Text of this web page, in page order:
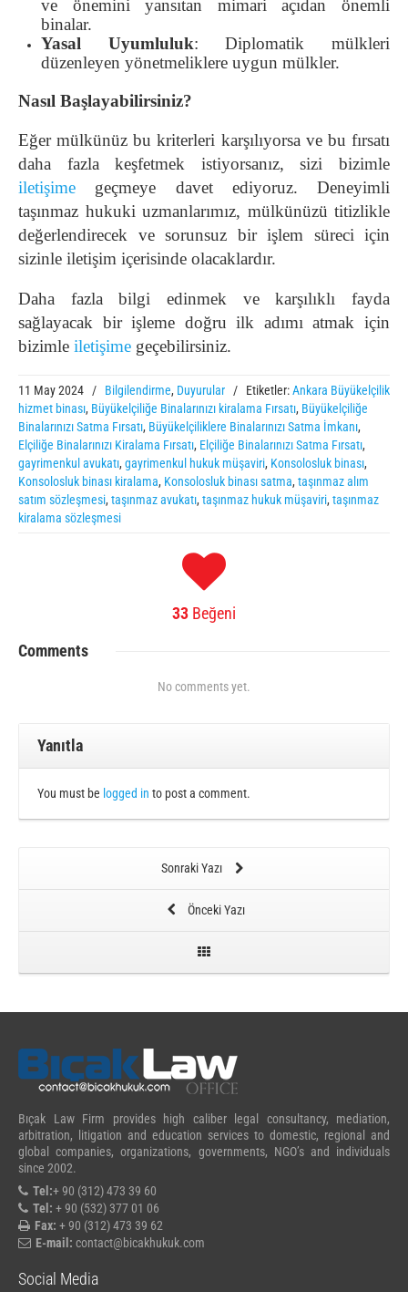
ve önemini yansıtan mimari açıdan önemli
binalar.
Yasal Uyumluluk: Diplomatik mülkleri
düzenleyen yönetmeliklere uygun mülkler.
Nasıl Başlayabilirsiniz?
Eğer mülkünüz bu kriterleri karşılıyorsa ve bu fırsatı
daha fazla keşfetmek istiyorsanız, sizi bizimle
iletişime geçmeye davet ediyoruz. Deneyimli
taşınmaz hukuki uzmanlarımız, mülkünüzü titizlikle
değerlendirecek ve sorunsuz bir işlem süreci için
sizinle iletişim içerisinde olacaklardır.
Daha fazla bilgi edinmek ve karşılıklı fayda
sağlayacak bir işleme doğru ilk adımı atmak için
bizimle iletişime geçebilirsiniz.
11 May 2024 / Bilgilendirme, Duyurular / Etiketler:Ankara Büyükelçilik
hizmet binası, Büyükelçiliğe Binalarınızı kiralama Fırsatı, Büyükelçiliğe
Binalarınızı Satma Fırsatı, Büyükelçiliklere Binalarınızı Satma İmkanı,
Elçiliğe Binalarınızı Kiralama Fırsatı, Elçiliğe Binalarınızı Satma Fırsatı,
gayrimenkul avukatı, gayrimenkul hukuk müşaviri, Konsolosluk binası,
Konsolosluk binası kiralama, Konsolosluk binası satma, taşınmaz alım
satım sözleşmesi, taşınmaz avukatı, taşınmaz hukuk müşaviri, taşınmaz
kiralama sözleşmesi
33 Beğeni
Comments
No comments yet.
Yanıtla
You must be logged in to post a comment.
Sonraki Yazı
Önceki Yazı
Bıçak Law Firm provides high caliber legal consultancy, mediation,
arbitration, litigation and education services to domestic, regional and
global companies, organizations, governments, NGO’s and individuals
since 2002.
Tel:+ 90 (312) 473 39 60
Tel: + 90 (532) 377 01 06
Fax: + 90 (312) 473 39 62
E-mail: contact@bicakhukuk.com
Social Media